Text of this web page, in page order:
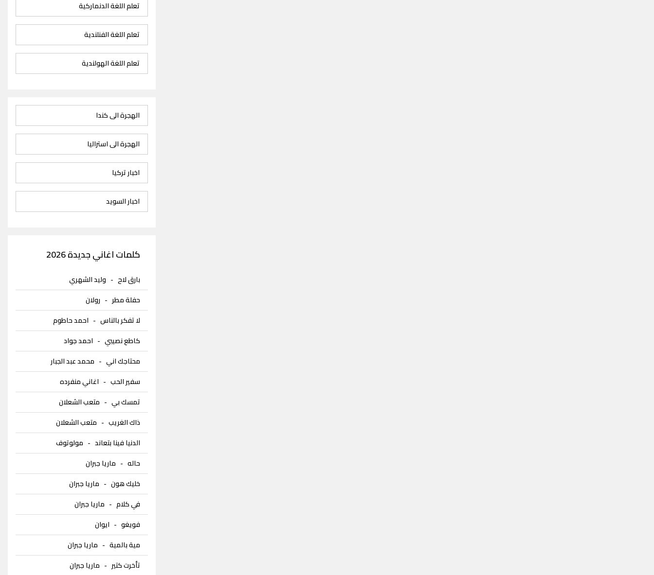
تعلم اللغة الدنماركية
تعلم اللغة الفنلندية
تعلم اللغة الهولندية
الهجرة الى كندا
الهجرة الى استراليا
اخبار تركيا
اخبار السويد
كلمات اغاني جديدة 2026
بارق لاح- وليد الشهري
حفلة مطر - رولان
لا تفكر بالناس- احمد حاطوم
كاطع نصيبي- احمد جواد
محتاجك اني- محمد عبد الجبار
سفير الحب- اغاني منفرده
تمسك بي- متعب الشعلان
ذاك الغريب- متعب الشعلان
الدنيا فينا بتعاند- مولوتوف
حاله- ماريا جبران
خليك هون- ماريا جبران
في كلام- ماريا جبران
فويغو- ايوان
مية بالمية- ماريا جبران
تأخرت كتير - ماريا جبران